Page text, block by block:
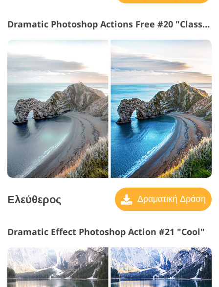
Dramatic Photoshop Actions Free #20 "Classic"
Ελεύθερος Δραματική Δράση
Dramatic Effect Photoshop Action #21 "Cool"